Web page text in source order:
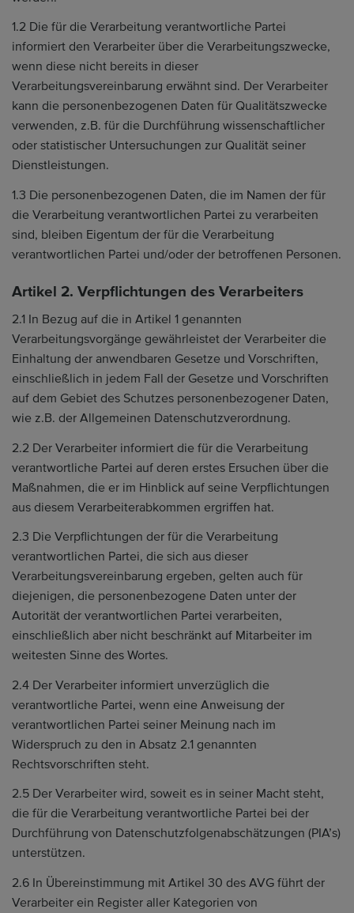
1.2 Die für die Verarbeitung verantwortliche Partei
informiert den Verarbeiter über die Verarbeitungszwecke,
wenn diese nicht bereits in dieser
Verarbeitungsvereinbarung erwähnt sind. Der Verarbeiter
kann die personenbezogenen Daten für Qualitätszwecke
verwenden, z.B. für die Durchführung wissenschaftlicher
oder statistischer Untersuchungen zur Qualität seiner
Dienstleistungen.
1.3 Die personenbezogenen Daten, die im Namen der für
die Verarbeitung verantwortlichen Partei zu verarbeiten
sind, bleiben Eigentum der für die Verarbeitung
verantwortlichen Partei und/oder der betroffenen Personen.
Artikel 2. Verpflichtungen des Verarbeiters
2.1 In Bezug auf die in Artikel 1 genannten
Verarbeitungsvorgänge gewährleistet der Verarbeiter die
Einhaltung der anwendbaren Gesetze und Vorschriften,
einschließlich in jedem Fall der Gesetze und Vorschriften
auf dem Gebiet des Schutzes personenbezogener Daten,
wie z.B. der Allgemeinen Datenschutzverordnung.
2.2 Der Verarbeiter informiert die für die Verarbeitung
verantwortliche Partei auf deren erstes Ersuchen über die
Maßnahmen, die er im Hinblick auf seine Verpflichtungen
aus diesem Verarbeiterabkommen ergriffen hat.
2.3 Die Verpflichtungen der für die Verarbeitung
verantwortlichen Partei, die sich aus dieser
Verarbeitungsvereinbarung ergeben, gelten auch für
diejenigen, die personenbezogene Daten unter der
Autorität der verantwortlichen Partei verarbeiten,
einschließlich aber nicht beschränkt auf Mitarbeiter im
weitesten Sinne des Wortes.
2.4 Der Verarbeiter informiert unverzüglich die
verantwortliche Partei, wenn eine Anweisung der
verantwortlichen Partei seiner Meinung nach im
Widerspruch zu den in Absatz 2.1 genannten
Rechtsvorschriften steht.
2.5 Der Verarbeiter wird, soweit es in seiner Macht steht,
die für die Verarbeitung verantwortliche Partei bei der
Durchführung von Datenschutzfolgenabschätzungen (PIA’s)
unterstützen.
2.6 In Übereinstimmung mit Artikel 30 des AVG führt der
Verarbeiter ein Register aller Kategorien von